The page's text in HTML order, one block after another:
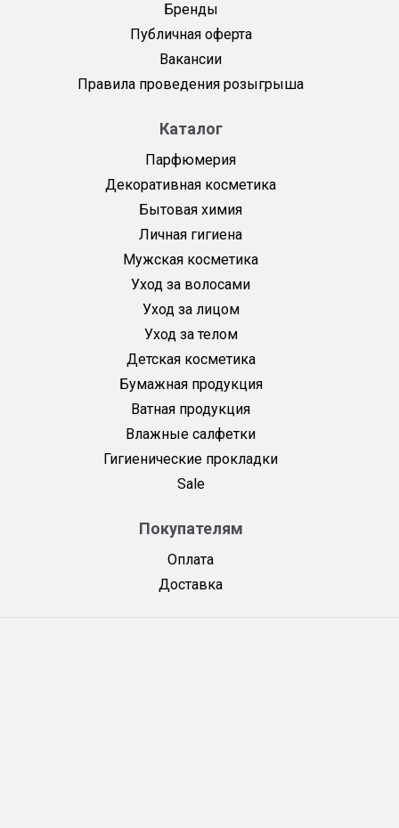
Бренды
Публичная оферта
Вакансии
Правила проведения розыгрыша
Каталог
Парфюмерия
Декоративная косметика
Бытовая химия
Личная гигиена
Мужская косметика
Уход за волосами
Уход за лицом
Уход за телом
Детская косметика
Бумажная продукция
Ватная продукция
Влажные салфетки
Гигиенические прокладки
Sale
Покупателям
Оплата
Доставка